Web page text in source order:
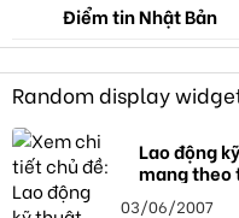
Điểm tin Nhật Bản
Random display
Lao động
mang theo
03/06/2007